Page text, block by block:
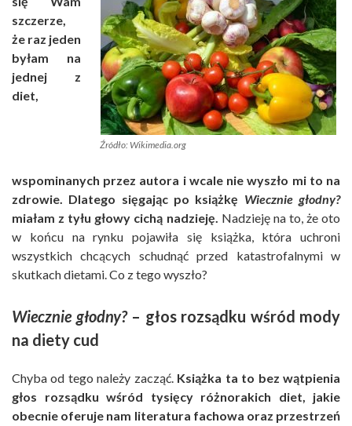
Źródło: Wikimedia.org
szczerze,
że raz jeden
byłam na
jednej z
diet,
wspominanych przez autora i wcale nie wyszło mi to na
zdrowie. Dlatego sięgając po książkę Wiecznie głodny?
miałam z tyłu głowy cichą nadzieję. Nadzieję na to, że oto
w końcu na rynku pojawiła się książka, która uchroni
wszystkich chcących schudnąć przed katastrofalnymi w
skutkach dietami. Co z tego wyszło?
Wiecznie głodny?– głos rozsądku wśród mody
na diety cud
Chyba od tego należy zacząć. Książka ta to bez wątpienia
głos rozsądku wśród tysięcy różnorakich diet, jakie
obecnie oferuje nam literatura fachowa oraz przestrzeń